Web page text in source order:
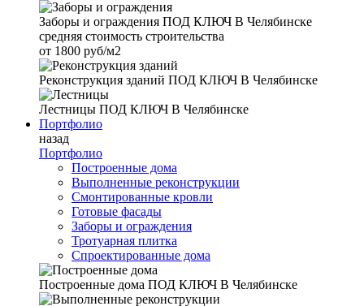
Заборы и ограждения ПОД КЛЮЧ В Челябинске
средняя стоимость строительства
от 1800 руб/м2
Реконструкция зданий ПОД КЛЮЧ В Челябинске
Лестницы ПОД КЛЮЧ В Челябинске
Портфолио
назад
Портфолио
Построенные дома
Выполненные реконструкции
Смонтированные кровли
Готовые фасады
Заборы и ограждения
Тротуарная плитка
Спроектированные дома
Построенные дома ПОД КЛЮЧ В Челябинске